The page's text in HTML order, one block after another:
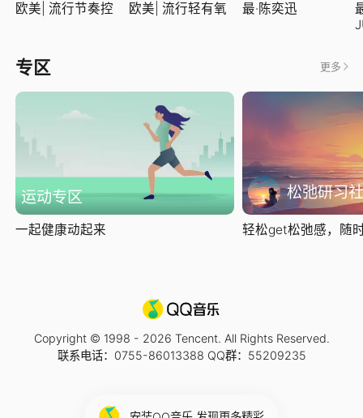
欧美| 流行节奏控 欧美| 流行轻有氧 最·陈奕迅
专区 更多
运动专区
一起健康动起来
松弛研习社
轻松get松弛感，随
Copyright © 1998 - 2026 Tencent. All Rights Reserved.
联系电话：0755-86013388 QQ群：55209235